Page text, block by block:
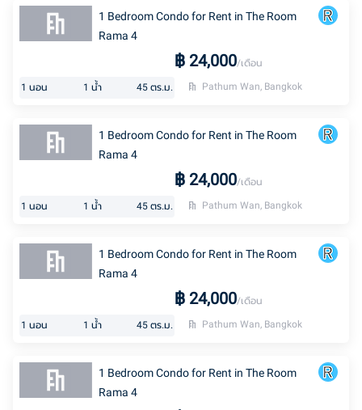
1 Bedroom Condo for Rent in The Room
Rama 4
฿ 24,000/เดือน
1 นอน 1 น้ำ 45 ตร.ม. Pathum Wan, Bangkok
1 Bedroom Condo for Rent in The Room
Rama 4
฿ 24,000/เดือน
1 นอน 1 น้ำ 45 ตร.ม. Pathum Wan, Bangkok
1 Bedroom Condo for Rent in The Room
Rama 4
฿ 24,000/เดือน
1 นอน 1 น้ำ 45 ตร.ม. Pathum Wan, Bangkok
1 Bedroom Condo for Rent in The Room
Rama 4